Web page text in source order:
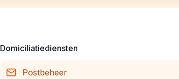
Domiciliatiediensten
Postbeheer